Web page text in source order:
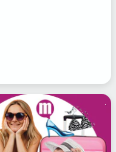
.